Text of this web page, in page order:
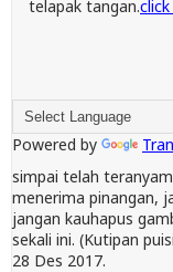
telapak tangan.
Powered by
simpai telah
menerima pinangan,
jangan kauhapus
sekali ini. (Kutipan
28 Des 2017.